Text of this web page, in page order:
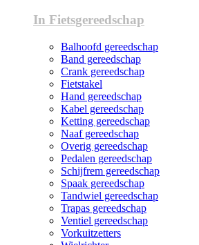
In Fietsgereedschap
Balhoofd gereedschap
Band gereedschap
Crank gereedschap
Fietstakel
Hand gereedschap
Kabel gereedschap
Ketting gereedschap
Naaf gereedschap
Overig gereedschap
Pedalen gereedschap
Schijfrem gereedschap
Spaak gereedschap
Tandwiel gereedschap
Trapas gereedschap
Ventiel gereedschap
Vorkuitzetters